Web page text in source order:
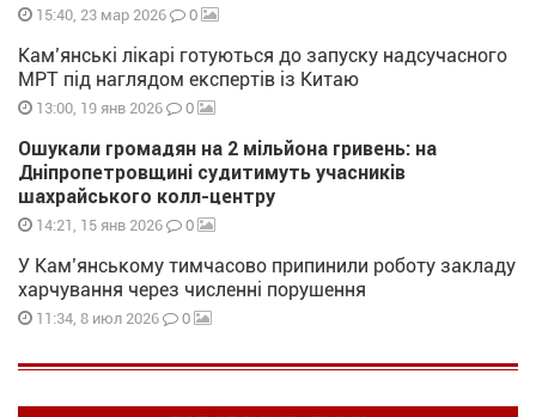
15:40, 23 мар 2026 0
Кам’янські лікарі готуються до запуску надсучасного
МРТ під наглядом експертів із Китаю
13:00, 19 янв 2026 0
Ошукали громадян на 2 мільйона гривень: на
Дніпропетровщині судитимуть учасників
шахрайського колл-центру
14:21, 15 янв 2026 0
У Кам’янському тимчасово припинили роботу закладу
харчування через численні порушення
11:34, 8 июл 2026 0